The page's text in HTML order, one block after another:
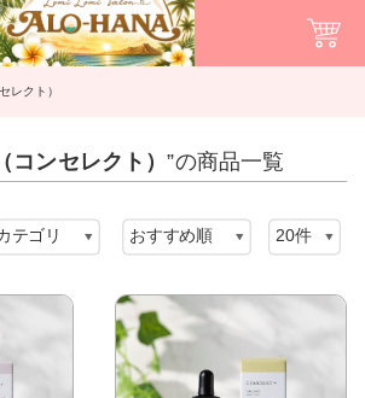
レクト）
コンセレクト）”の商品一覧